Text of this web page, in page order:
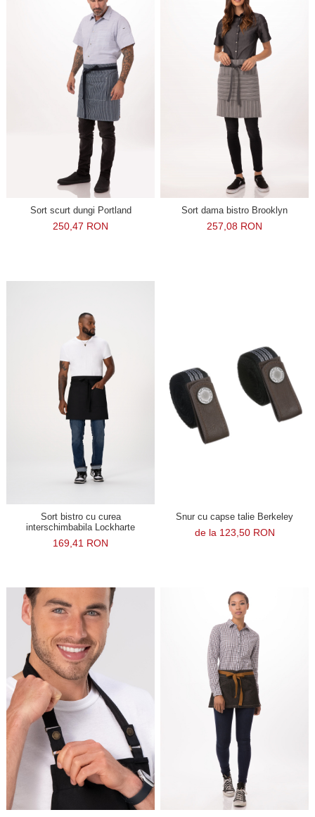
Sort scurt dungi Portland
250,47 RON
Sort dama bistro Brooklyn
257,08 RON
Sort bistro cu curea
interschimbabila Lockharte
169,41 RON
Snur cu capse talie Berkeley
de la 123,50 RON